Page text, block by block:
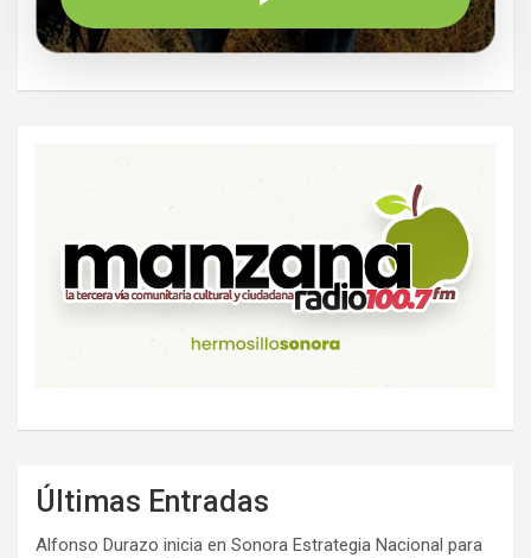
Últimas Entradas
Alfonso Durazo inicia en Sonora Estrategia Nacional para